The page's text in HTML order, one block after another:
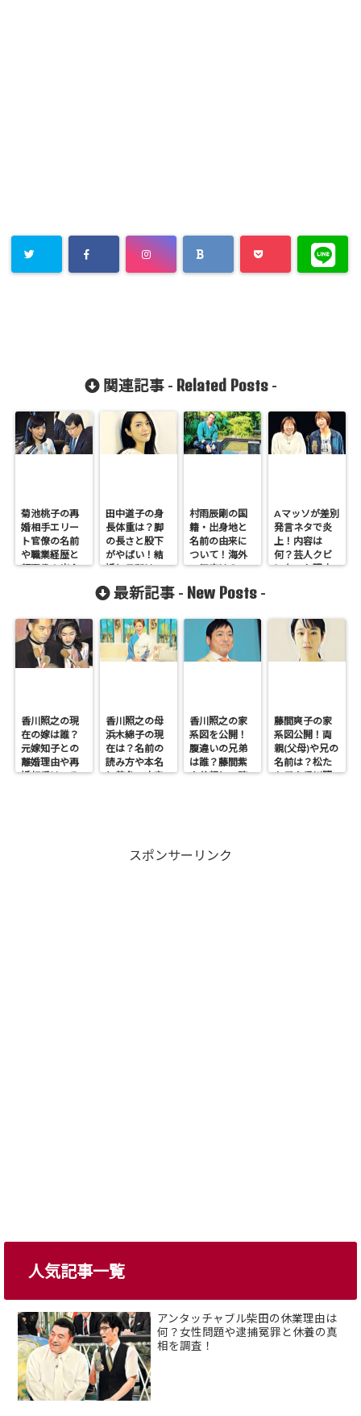
関連記事 - Related Posts-
菊池桃子の再
婚相手エリー
ト官僚の名前
や職業経歴と
顔画像！出会
田中道子の身
長体重は？脚
の長さと股下
がやばい！結
婚と旦那は
村雨辰剛の国
籍・出身地と
名前の由来に
ついて！海外
の反応は？
Aマッソが差別
発言ネタで炎
上！内容は
何？芸人クビ
になった理由
最新記事 - New Posts -
香川照之の現
在の嫁は誰？
元嫁知子との
離婚理由や再
婚相手はいる
香川照之の母
浜木綿子の現
在は？名前の
読み方や本名
と芸名の由来
香川照之の家
系図を公開！
腹違いの兄弟
は誰？藤間紫
や父親との確
藤間爽子の家
系図公開！両
親(父母)や兄の
名前は？松た
か子や香川照
スポンサーリンク
人気記事一覧
アンタッチャブル柴田の休業理由は
何？女性問題や逮捕冤罪と休養の真
相を調査！